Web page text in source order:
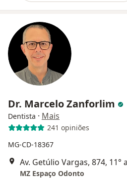
Dr. Marcelo Zanforlim
Dentista · Mais
241 opiniões
MG-CD-18367
MZ Espaço Odonto